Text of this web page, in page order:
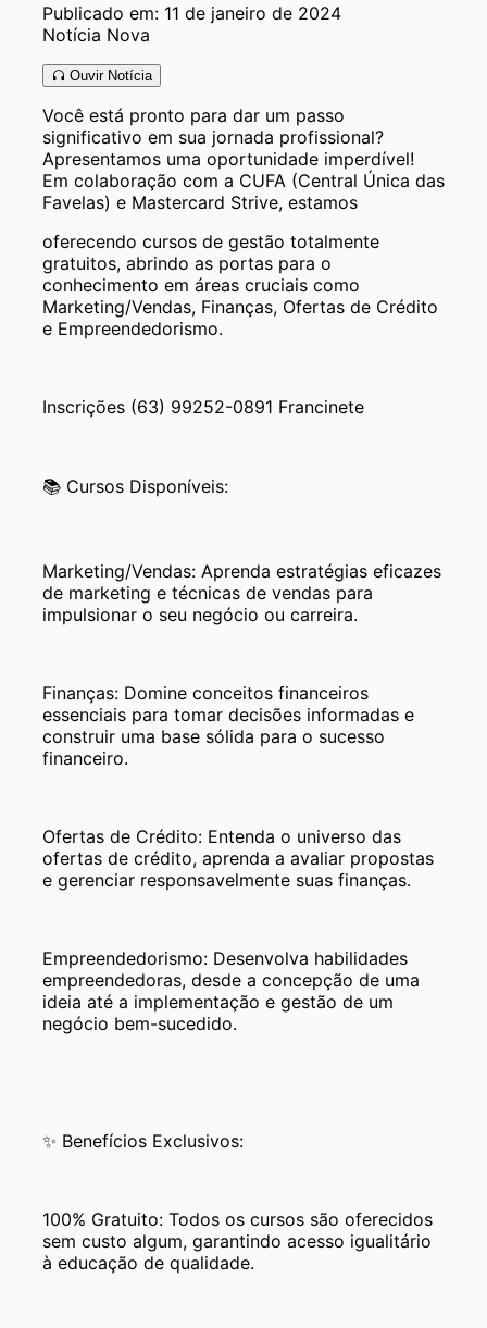
Publicado em: 11 de janeiro de 2024
Notícia Nova
Ouvir Notícia
Você está pronto para dar um passo
significativo em sua jornada profissional?
Apresentamos uma oportunidade imperdível!
Em colaboração com a CUFA (Central Única das
Favelas) e Mastercard Strive, estamos
oferecendo cursos de gestão totalmente
gratuitos, abrindo as portas para o
conhecimento em áreas cruciais como
Marketing/Vendas, Finanças, Ofertas de Crédito
e Empreendedorismo.
Inscrições (63) 99252-0891 Francinete
📚 Cursos Disponíveis:
Marketing/Vendas: Aprenda estratégias eficazes
de marketing e técnicas de vendas para
impulsionar o seu negócio ou carreira.
Finanças: Domine conceitos financeiros
essenciais para tomar decisões informadas e
construir uma base sólida para o sucesso
financeiro.
Ofertas de Crédito: Entenda o universo das
ofertas de crédito, aprenda a avaliar propostas
e gerenciar responsavelmente suas finanças.
Empreendedorismo: Desenvolva habilidades
empreendedoras, desde a concepção de uma
ideia até a implementação e gestão de um
negócio bem-sucedido.
✨ Benefícios Exclusivos:
100% Gratuito: Todos os cursos são oferecidos
sem custo algum, garantindo acesso igualitário
à educação de qualidade.